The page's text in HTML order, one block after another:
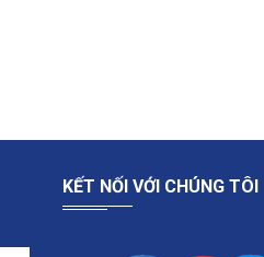
KẾT NỐI VỚI CHÚNG TÔI